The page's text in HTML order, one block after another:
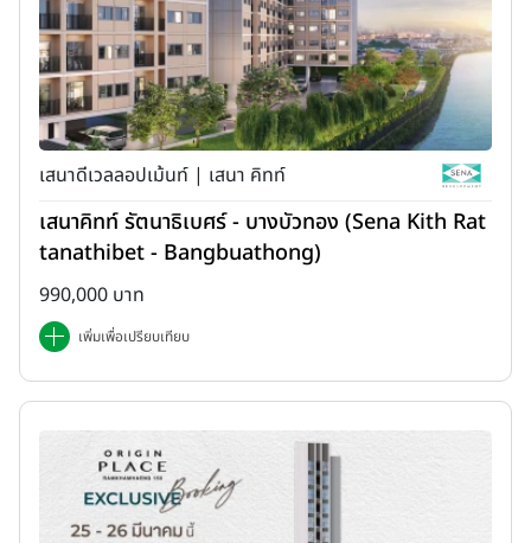
เสนาดีเวลลอปเม้นท์ | เสนา คิทท์
เสนาคิทท์ รัตนาธิเบศร์ - บางบัวทอง (Sena Kith Rat
tanathibet - Bangbuathong)
990,000 บาท
เพิ่มเพื่อเปรียบเทียบ